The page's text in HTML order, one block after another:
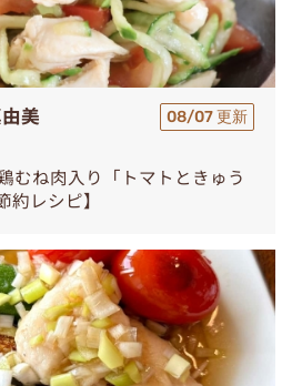
美 08/07 更新
むね肉入り「トマトときゅう
約レシピ】